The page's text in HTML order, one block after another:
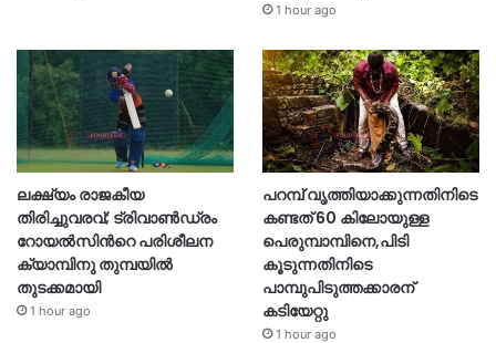
1 hour ago
ലക്ഷ്യം രാജകീയ
തിരിച്ചുവരവ്; ട്രിവാൺഡ്രം
റോയൽസിന്‍റെ പരിശീലന
ക്യാമ്പിനു തുമ്പയില്‍
തുടക്കമായി
1 hour ago
പറമ്പ് വൃത്തിയാക്കുന്നതിനിടെ
കണ്ടത് 60 കിലോയുള്ള
പെരുമ്പാമ്പിനെ,പിടി
കൂടുന്നതിനിടെ
പാമ്പുപിടുത്തക്കാരന്
കടിയേറ്റു
1 hour ago